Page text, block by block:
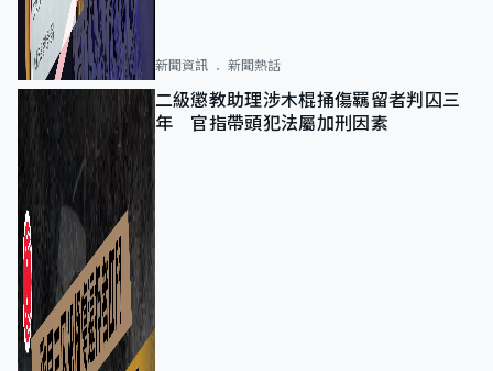
新聞資訊 新聞熱話
二級懲教助理涉木棍捅傷羈留者判囚三
年 官指帶頭犯法屬加刑因素